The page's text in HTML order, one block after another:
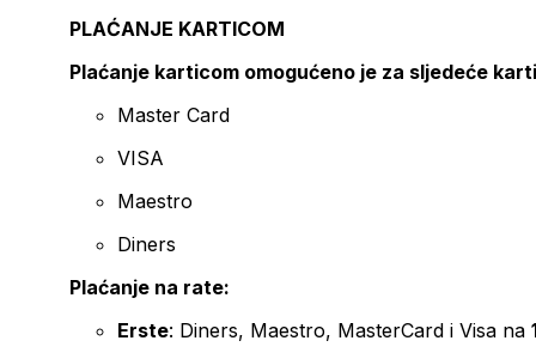
PLAĆANJE KARTICOM
Plaćanje karticom omogućeno je za sljedeće
Master Card
VISA
Maestro
Diners
Plaćanje na rate:
Erste: Diners, Maestro, MasterCard i Visa na